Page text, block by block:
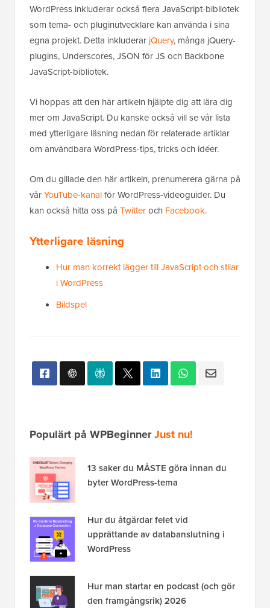
WordPress inkluderar också flera JavaScript-bibliotek
som tema- och pluginutvecklare kan använda i sina
egna projekt. Detta inkluderar jQuery, många jQuery-
plugins, Underscores, JSON för JS och Backbone
JavaScript-bibliotek.
Vi hoppas att den här artikeln hjälpte dig att lära dig
mer om JavaScript. Du kanske också vill se vår lista
med ytterligare läsning nedan för relaterade artiklar
om användbara WordPress-tips, tricks och idéer.
Om du gillade den här artikeln, prenumerera gärna på
vårYouTube-kanalför WordPress-videoguider. Du
kan också hitta oss på Twitteroch Facebook.
Ytterligare läsning
Hur man korrekt lägger till JavaScript och stilar
i WordPress
Bildspel
Populärt på WPBeginnerJust nu!
13 saker du MÅSTE göra innan du
byter WordPress-tema
Hur du åtgärdar felet vid
upprättande av databanslutning i
WordPress
Hur man startar en podcast (och gör
den framgångsrik) 2026